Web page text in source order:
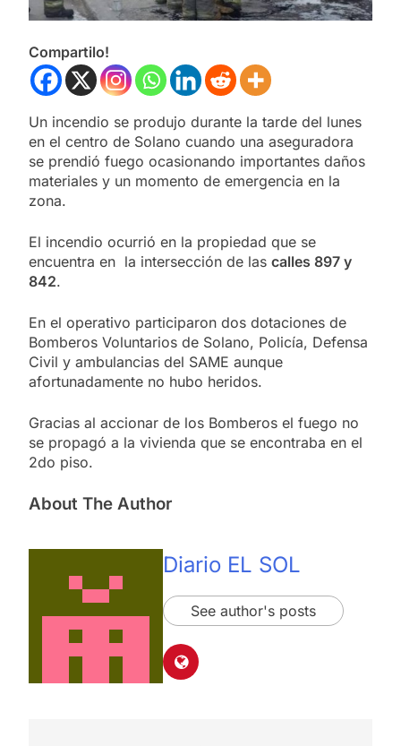
Compartilo!
Un incendio se produjo durante la tarde del lunes
en el centro de Solano cuando una aseguradora
se prendió fuego ocasionando importantes daños
materiales y un momento de emergencia en la
zona.
El incendio ocurrió en la propiedad que se
encuentra en la intersección de las calles 897 y
842.
En el operativo participaron dos dotaciones de
Bomberos Voluntarios de Solano, Policía, Defensa
Civil y ambulancias del SAME aunque
afortunadamente no hubo heridos.
Gracias al accionar de los Bomberos el fuego no
se propagó a la vivienda que se encontraba en el
2do piso.
About The Author
Diario EL SOL
See author's posts